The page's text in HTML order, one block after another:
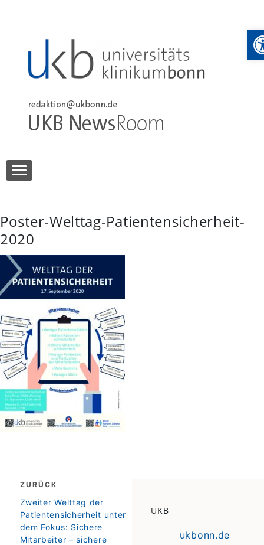
UKB NewsRoom
Poster-Welttag-Patientensicherheit-
2020
Beitragsnavigation
ZURÜCK
zurück
Zweiter Welttag der
Patientensicherheit unter
dem Fokus: Sichere
Mitarbeiter – sichere
UKB
ukbonn.de